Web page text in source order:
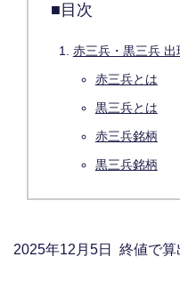
■目次
赤三兵・黒三兵
赤三兵とは
黒三兵とは
赤三兵銘柄
黒三兵銘柄
2025年12月5日 終値で算